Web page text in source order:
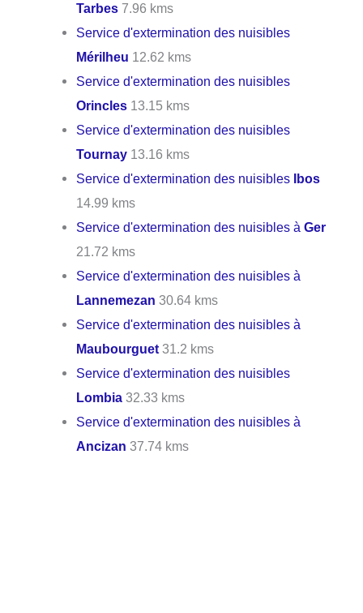
Tarbes 7.96 kms
Service d'extermination des nuisibles
Mérilheu 12.62 kms
Service d'extermination des nuisibles
Orincles 13.15 kms
Service d'extermination des nuisibles
Tournay 13.16 kms
Service d'extermination des nuisibles Ibos
14.99 kms
Service d'extermination des nuisibles àGer
21.72 kms
Service d'extermination des nuisibles à
Lannemezan 30.64 kms
Service d'extermination des nuisibles à
Maubourguet 31.2 kms
Service d'extermination des nuisibles
Lombia 32.33 kms
Service d'extermination des nuisibles à
Ancizan 37.74 kms